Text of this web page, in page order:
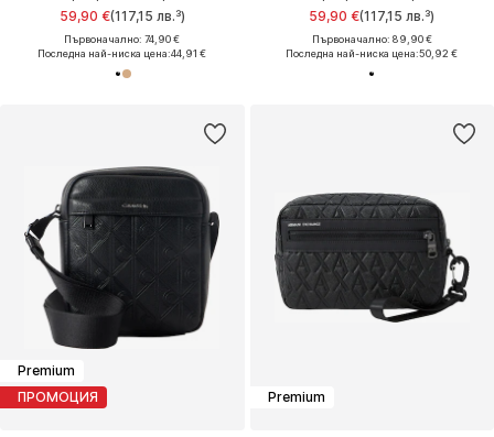
59,90 €(117,15 лв.³)
Първоначално: 74,90 €
Последна най-ниска цена:44,91 €
59,90 €(117,15 лв.³)
Първоначално: 89,90 €
Последна най-ниска цена:50,92 €
Premium
ПРОМОЦИЯ
Premium